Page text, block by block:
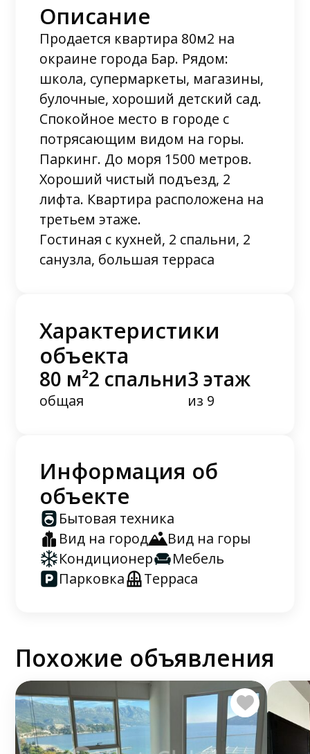
Описание
Продается квартира 80м2 на
окраине города Бар. Рядом:
школа, супермаркеты, магазины,
булочные, хороший детский сад.
Спокойное место в городе с
потрясающим видом на горы.
Паркинг. До моря 1500 метров.
Хороший чистый подъезд, 2
лифта. Квартира расположена на
третьем этаже.
Гостиная с кухней, 2 спальни, 2
санузла, большая терраса
Характеристики
объекта
80 м²
общая
2 спальни3 этаж
из 9
Информация об
объекте
Бытовая техника
Вид на город
Вид на горы
Кондиционер
Мебель
Парковка
Терраса
Похожие объявления